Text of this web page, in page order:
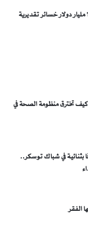
تخترق منظومة الصحة في
بثنائية في شباك توسكر..
الفقر